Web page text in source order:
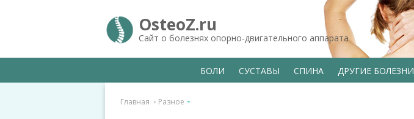
OsteoZ.ru
Сайт о болезнях опорно-двигательного аппарата
БОЛИ СУСТАВЫ СПИНА ДРУГИЕ БОЛЕЗНИ
Главная Разное